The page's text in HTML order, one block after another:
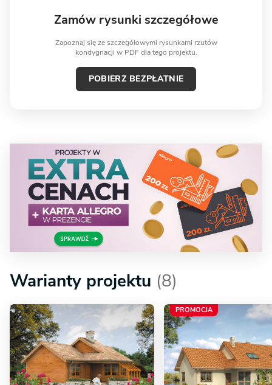
Zamów rysunki szczegółowe
Zapoznaj się ze szczegółowymi rysunkami rzutów
kondygnacji w PDF dla tego projektu.
POBIERZ BEZPŁATNIE
Warianty projektu (8)
PROMOCJA